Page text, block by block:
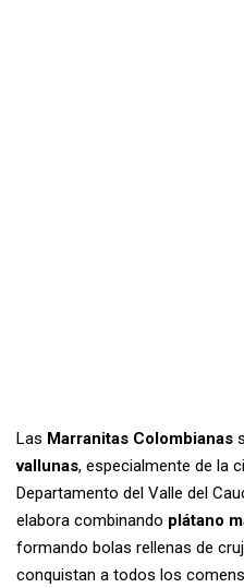
Las Marranitas Colombianas
vallunas, especialmente de la
Departamento del Valle del
elabora combinando plátano
formando bolas rellenas de
conquistan a todos los